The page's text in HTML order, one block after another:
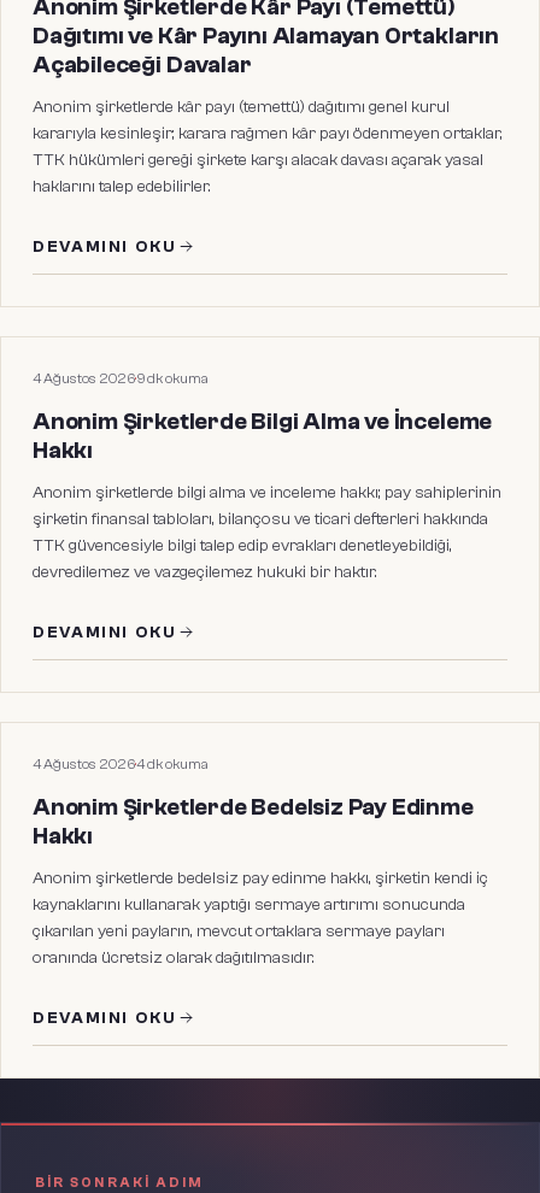
Anonim Şirketlerde Kâr Payı (Temettü)
Dağıtımı ve Kâr Payını Alamayan Ortakların
Açabileceği Davalar
Anonim şirketlerde kâr payı (temettü) dağıtımı genel kurul
kararıyla kesinleşir; karara rağmen kâr payı ödenmeyen ortaklar,
TTK hükümleri gereği şirkete karşı alacak davası açarak yasal
haklarını talep edebilirler.
DEVAMINI OKU
HUKUKI MAKALELER
4 Ağustos 2026·9dk okuma
Anonim Şirketlerde Bilgi Alma ve İnceleme
Hakkı
Anonim şirketlerde bilgi alma ve inceleme hakkı; pay sahiplerinin
şirketin finansal tabloları, bilançosu ve ticari defterleri hakkında
TTK güvencesiyle bilgi talep edip evrakları denetleyebildiği,
devredilemez ve vazgeçilemez hukuki bir haktır.
DEVAMINI OKU
HUKUKI MAKALELER
4 Ağustos 2026·4dk okuma
Anonim Şirketlerde Bedelsiz Pay Edinme
Hakkı
Anonim şirketlerde bedelsiz pay edinme hakkı, şirketin kendi iç
kaynaklarını kullanarak yaptığı sermaye artırımı sonucunda
çıkarılan yeni payların, mevcut ortaklara sermaye payları
oranında ücretsiz olarak dağıtılmasıdır.
DEVAMINI OKU
BIR SONRAKI ADIM